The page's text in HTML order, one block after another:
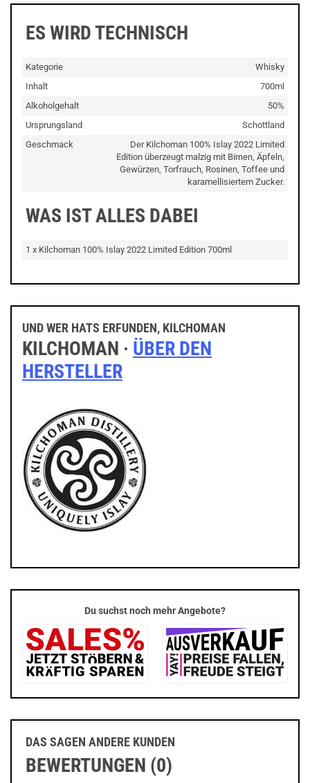
ES WIRD TECHNISCH
Kategorie
Whisky
Inhalt
700ml
Alkoholgehalt
50%
Ursprungsland
Schottland
Geschmack
Der Kilchoman 100% Islay 2022 Limited
Edition überzeugt malzig mit Birnen, Äpfeln,
Gewürzen, Torfrauch, Rosinen, Toffee und
karamellisiertem Zucker.
WAS IST ALLES DABEI
1 x Kilchoman 100% Islay 2022 Limited Edition 700ml
UND WER HATS ERFUNDEN, KILCHOMAN
KILCHOMAN · ÜBER DEN
HERSTELLER
Du suchst noch mehr Angebote?
DAS SAGEN ANDERE KUNDEN
BEWERTUNGEN (0)